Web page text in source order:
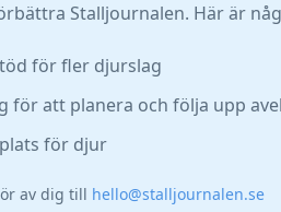
Stalljournalen. Här är
för fler djurslag
för att planera och följa upp avel
för djur
av dig till hello@stalljournalen.se